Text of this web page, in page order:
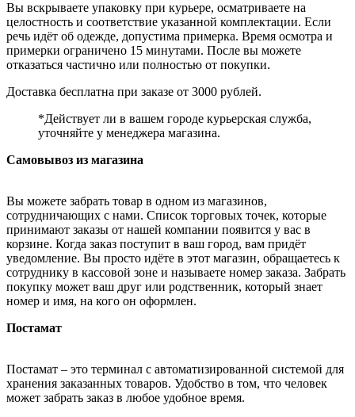
Вы вскрываете упаковку при курьере, осматриваете на
целостность и соответствие указанной комплектации. Если
речь идёт об одежде, допустима примерка. Время осмотра и
примерки ограничено 15 минутами. После вы можете
отказаться частично или полностью от покупки.
Доставка бесплатна при заказе от 3000 рублей.
*Действует ли в вашем городе курьерская служба,
уточняйте у менеджера магазина.
Самовывоз из магазина
Вы можете забрать товар в одном из магазинов,
сотрудничающих с нами. Список торговых точек, которые
принимают заказы от нашей компании появится у вас в
корзине. Когда заказ поступит в ваш город, вам придёт
уведомление. Вы просто идёте в этот магазин, обращаетесь к
сотруднику в кассовой зоне и называете номер заказа. Забрать
покупку может ваш друг или родственник, который знает
номер и имя, на кого он оформлен.
Постамат
Постамат – это терминал с автоматизированной системой для
хранения заказанных товаров. Удобство в том, что человек
может забрать заказ в любое удобное время.